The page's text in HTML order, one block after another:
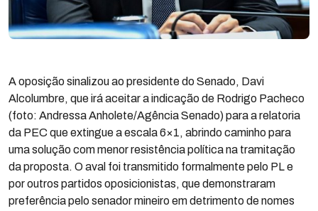
A oposição sinalizou ao presidente do Senado, Davi
Alcolumbre, que irá aceitar a indicação de Rodrigo Pacheco
(foto: Andressa Anholete/Agência Senado) para a relatoria
da PEC que extingue a escala 6×1, abrindo caminho para
uma solução com menor resistência política na tramitação
da proposta. O aval foi transmitido formalmente pelo PL e
por outros partidos oposicionistas, que demonstraram
preferência pelo senador mineiro em detrimento de nomes